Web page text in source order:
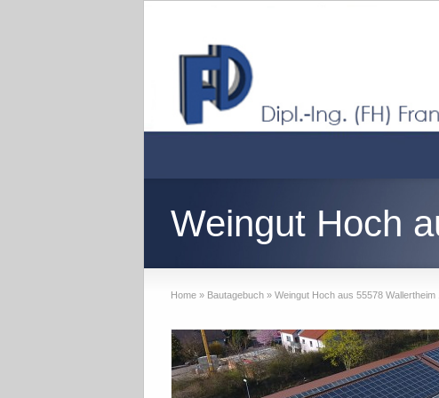
Weingut Hoch
Home » Bautagebuch » Weingut Hoch aus 55578 Wallertheim